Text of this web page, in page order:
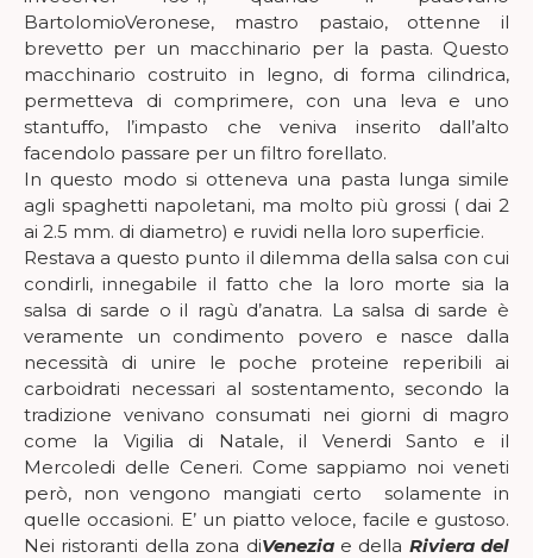
BartolomioVeronese, mastro pastaio, ottenne il
brevetto per un macchinario per la pasta. Questo
macchinario costruito in legno, di forma cilindrica,
permetteva di comprimere, con una leva e uno
stantuffo, l’impasto che veniva inserito dall’alto
facendolo passare per un filtro forellato.
In questo modo si otteneva una pasta lunga simile
agli spaghetti napoletani, ma molto più grossi ( dai 2
ai 2.5 mm. di diametro) e ruvidi nella loro superficie.
Restava a questo punto il dilemma della salsa con cui
condirli, innegabile il fatto che la loro morte sia la
salsa di sarde o il ragù d’anatra. La salsa di sarde è
veramente un condimento povero e nasce dalla
necessità di unire le poche proteine reperibili ai
carboidrati necessari al sostentamento, secondo la
tradizione venivano consumati nei giorni di magro
come la Vigilia di Natale, il Venerdi Santo e il
Mercoledi delle Ceneri. Come sappiamo noi veneti
però, non vengono mangiati certo solamente in
quelle occasioni. E’ un piatto veloce, facile e gustoso.
Nei ristoranti della zona diVeneziae della Riviera del